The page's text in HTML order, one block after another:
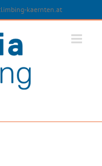
kaernten.at